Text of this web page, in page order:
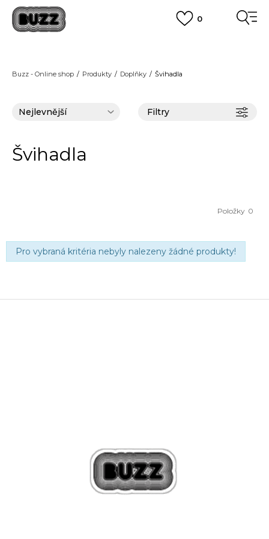
0
Buzz - Online shop Produkty Doplňky Švihadla
Filtry
Švihadla
0
Položky
Pro vybraná kritéria nebyly nalezeny žádné produkty!